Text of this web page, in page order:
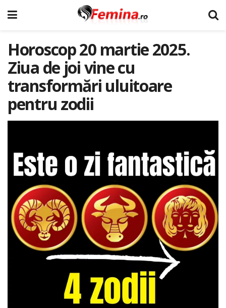
Horoscop 20 martie 2025.
Ziua de joi vine cu
transformări uluitoare
pentru zodii